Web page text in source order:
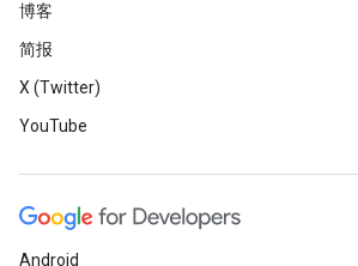
博客
简报
X (Twitter)
YouTube
Android